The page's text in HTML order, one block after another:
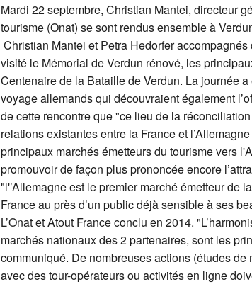
Mardi 22 septembre, Christian Mantei, directeur
tourisme (Onat) se sont rendus ensemble à
Christian Mantei et Petra Hedorfer
visité le Mémorial de Verdun rénové, les
Centenaire de la Bataille de Verdun. La journée
voyage allemands qui découvraient également
de cette rencontre que "ce lieu de la
relations existantes entre la France et
principaux marchés émetteurs du tourisme vers
promouvoir de façon plus prononcée encore
"l'’Allemagne est le premier marché émetteur de
France au près d’un public déjà sensible à ses
L’Onat et Atout France conclu en 2014.
marchés nationaux des 2 partenaires, sont les
communiqué. De nombreuses actions (études
avec des tour-opérateurs ou activités en ligne